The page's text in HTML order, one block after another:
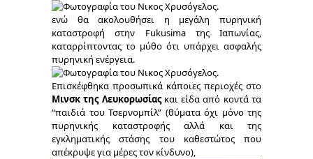
ενώ θα ακολουθήσει η μεγάλη πυρηνική
καταστροφή στην Fukusima της Ιαπωνίας,
καταρρίπτοντας το μύθο ότι υπάρχει ασφαλής
πυρηνική ενέργεια.
Επισκέφθηκα προσωπικά κάποιες περιοχές στο
Μινσκ της Λευκορωσίαςκαι είδα από κοντά τα
“παιδιά του Τσερνομπίλ” (θύματα όχι μόνο της
πυρηνικής καταστροφής αλλά και της
εγκληματικής στάσης του καθεστώτος που
απέκρυψε για μέρες τον κίνδυνο),